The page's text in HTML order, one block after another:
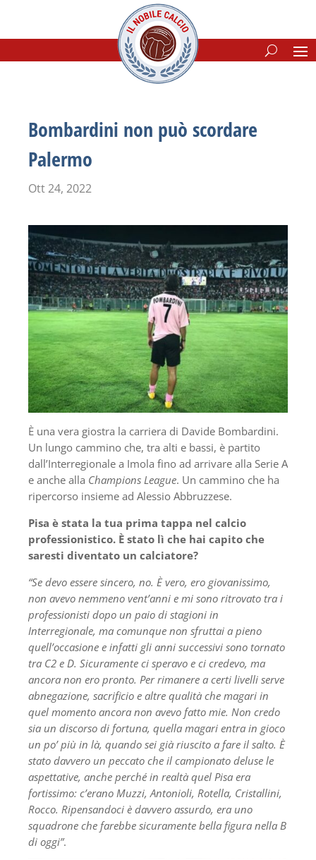
Bombardini non può scordare
Palermo
Ott 24, 2022
È una vera giostra la carriera di Davide Bombardini.
Un lungo cammino che, tra alti e bassi, è partito
dall’Interregionale a Imola fino ad arrivare alla Serie A
e anche alla Champions League. Un cammino che ha
ripercorso insieme ad Alessio Abbruzzese.
Pisa è stata la tua prima tappa nel calcio
professionistico. È stato lì che hai capito che
saresti diventato un calciatore?
“Se devo essere sincero, no. È vero, ero giovanissimo,
non avevo nemmeno vent’anni e mi sono ritrovato tra i
professionisti dopo un paio di stagioni in
Interregionale, ma comunque non sfruttai a pieno
quell’occasione e infatti gli anni successivi sono tornato
tra C2 e D. Sicuramente ci speravo e ci credevo, ma
ancora non ero pronto. Per rimanere a certi livelli serve
abnegazione, sacrificio e altre qualità che magari in
quel momento ancora non avevo fatto mie. Non credo
sia un discorso di fortuna, quella magari entra in gioco
un po’ più in là, quando sei già riuscito a fare il salto. È
stato davvero un peccato che il campionato deluse le
aspettative, anche perché in realtà quel Pisa era
fortissimo: c’erano Muzzi, Antonioli, Rotella, Cristallini,
Rocco. Ripensandoci è davvero assurdo, era uno
squadrone che farebbe sicuramente bella figura nella B
di oggi”.